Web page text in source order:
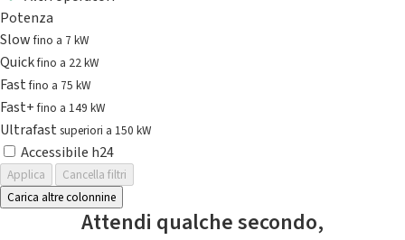
Potenza
Slowfino a 7 kW
Quickfino a 22 kW
Fastfino a 75 kW
Fast+fino a 149 kW
Ultrafast superiori a 150 kW
Accessibile h24
Applica
Cancella filtri
Carica altre colonnine
Attendi qualche secondo,